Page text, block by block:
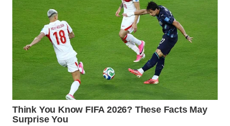
PRIANGAN
TIMUR
WN
SEMARANG
WN
SOLO